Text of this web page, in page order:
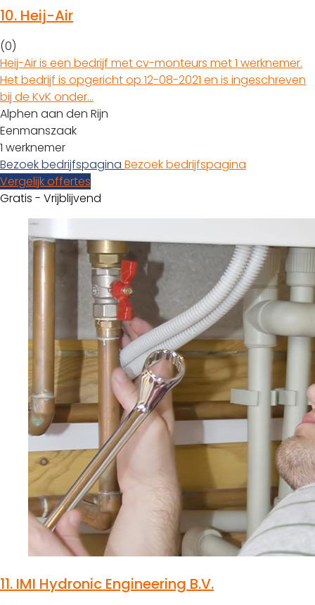
10. Heij-Air
(0)
Heij-Air is een bedrijf met cv-monteurs met 1 werknemer.
Het bedrijf is opgericht op 12-08-2021 en is ingeschreven
bij de KvK onder…
Alphen aan den Rijn
Eenmanszaak
1 werknemer
Bezoek bedrijfspagina Bezoek bedrijfspagina
Vergelijk offertes
Gratis - Vrijblijvend
11. IMI Hydronic Engineering B.V.